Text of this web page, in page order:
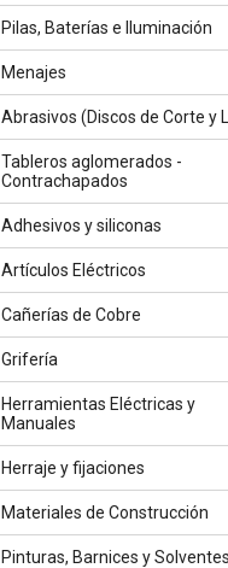
Pilas, Baterías e Iluminación
Menajes
Abrasivos (Discos de Corte y
Tableros aglomerados -
Contrachapados
Adhesivos y siliconas
Artículos Eléctricos
Cañerías de Cobre
Grifería
Herramientas Eléctricas y
Manuales
Herraje y fijaciones
Materiales de Construcción
Pinturas, Barnices y Solventes